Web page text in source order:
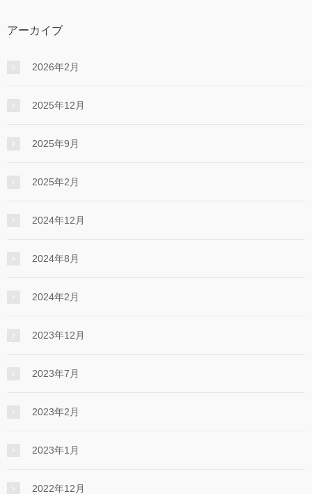
アーカイブ
2026年2月
2025年12月
2025年9月
2025年2月
2024年12月
2024年8月
2024年2月
2023年12月
2023年7月
2023年2月
2023年1月
2022年12月